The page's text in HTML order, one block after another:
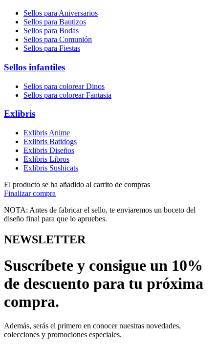
Sellos para Aniversarios
Sellos para Bautizos
Sellos para Bodas
Sellos para Comunión
Sellos para Fiestas
Sellos infantiles
Sellos para colorear Dinos
Sellos para colorear Fantasia
Exlibris
Exlibris Anime
Exlibris Batidogs
Exlibris Diseños
Exlibris Libros
Exlibris Sushicats
El producto se ha añadido al carrito de compras
Finalizar compra
NOTA: Antes de fabricar el sello, te enviaremos un boceto del
diseño final para que lo apruebes.
NEWSLETTER
Suscríbete y consigue un 10%
de descuento para tu próxima
compra.
Además, serás el primero en conocer nuestras novedades,
colecciones y promociones especiales.